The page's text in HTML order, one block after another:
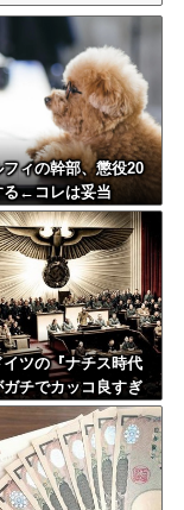
ィの幹部、懲役20
る←コレは妥当
？？？
イツの『ナチス時代
チでカッコ良すぎ